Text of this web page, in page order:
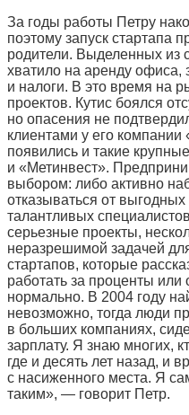
За годы работы Петру
поэтому запуск стартапа
родители. Выделенных из
хватило на аренду офиса,
и налоги. В это время на
проектов. Кутис боялся
но опасения не
клиентами у его
появились и такие
и «Метинвест».
выбором: либо активно
отказываться от
талантливых
серьезные проекты,
неразрешимой задачей
стартапов, которые
работать за проценты
нормально. В 2004 году
невозможно, тогда люди
в больших компаниях,
зарплату. Я знаю многих,
где и десять лет назад, и
с насиженного места. Я
таким», — говорит Петр.